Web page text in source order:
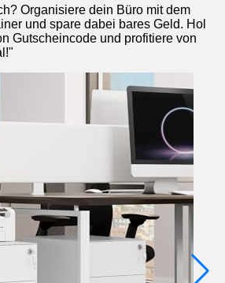
Organisiere dein Büro mit dem
und spare dabei bares Geld. Hol
Gutscheincode und profitiere von